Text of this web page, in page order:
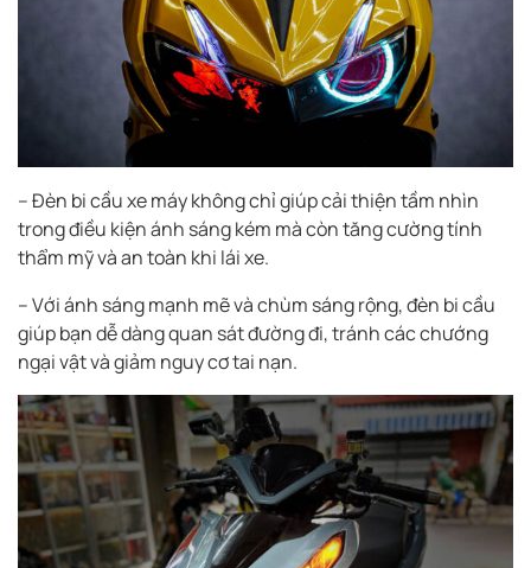
– Đèn bi cầu xe máy không chỉ giúp cải thiện tầm nhìn
trong điều kiện ánh sáng kém mà còn tăng cường tính
thẩm mỹ và an toàn khi lái xe.
– Với ánh sáng mạnh mẽ và chùm sáng rộng, đèn bi cầu
giúp bạn dễ dàng quan sát đường đi, tránh các chướng
ngại vật và giảm nguy cơ tai nạn.